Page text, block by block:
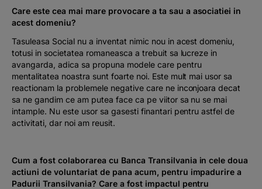
Care este cea mai mare provocare a ta sau a asociatiei in
acest domeniu?
Tasuleasa Social nu a inventat nimic nou in acest domeniu,
totusi in societatea romaneasca a trebuit sa lucreze in
avangarda, adica sa propuna modele care pentru
mentalitatea noastra sunt foarte noi. Este mult mai usor sa
reactionam la problemele negative care ne inconjoara decat
sa ne gandim ce am putea face ca pe viitor sa nu se mai
intample. Nu este usor sa gasesti finantari pentru astfel de
activitati, dar noi am reusit.
Cum a fost colaborarea cu Banca Transilvania in cele doua
actiuni de voluntariat de pana acum, pentru impadurire a
Padurii Transilvania? Care a fost impactul pentru